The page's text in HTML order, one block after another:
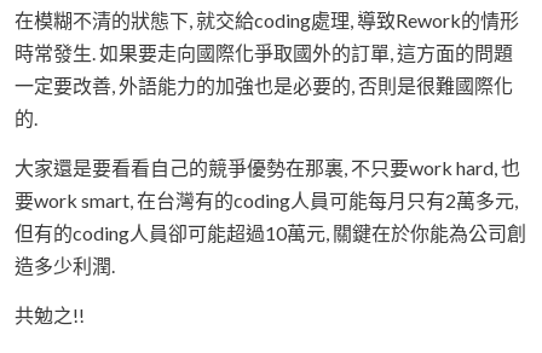
在模糊不清的狀態下, 就交給coding處理, 導致Rework的情形
時常發生. 如果要走向國際化爭取國外的訂單, 這方面的問題
一定要改善, 外語能力的加強也是必要的, 否則是很難國際化
的.
大家還是要看看自己的競爭優勢在那裏, 不只要work hard, 也
要work smart, 在台灣有的coding人員可能每月只有2萬多元,
但有的coding人員卻可能超過10萬元, 關鍵在於你能為公司創
造多少利潤.
共勉之!!